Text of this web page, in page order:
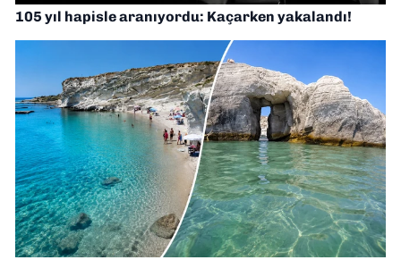
105 yıl hapisle aranıyordu: Kaçarken yakalandı!